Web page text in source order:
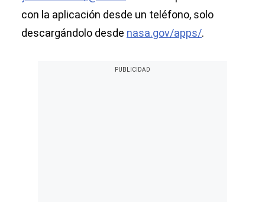
con la aplicación desde un teléfono, solo
descargándolo desde nasa.gov/apps/.